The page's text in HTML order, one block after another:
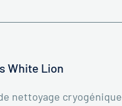
White Lion
nettoyage cryogénique